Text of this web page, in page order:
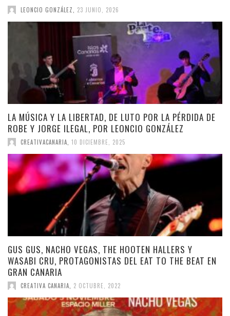
LEONCIO GONZÁLEZ 23 JUNIO, 2026
LA MÚSICA Y LA LIBERTAD, DE LUTO POR LA PÉRDIDA DE
ROBE Y JORGE ILEGAL, POR LEONCIO GONZÁLEZ
CREATIVACANARIA 10 DICIEMBRE, 2025
GUS GUS, NACHO VEGAS, THE HOOTEN HALLERS Y
WASABI CRU, PROTAGONISTAS DEL EAT TO THE BEAT EN
GRAN CANARIA
CREATIVA CANARIA 2 OCTUBRE, 2022